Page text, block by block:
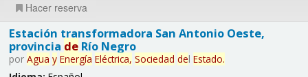
Hacer reserva
Estación transformadora San Antonio Oeste,
provincia deRío Negro
por Agua y Energía Eléctrica, Sociedad del Estado.